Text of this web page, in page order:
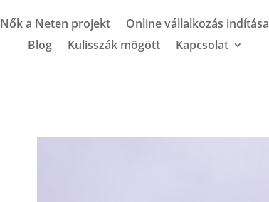
Nők a Neten projekt Online vállalkozás indítása
Blog
Kulisszák mögött Kapcsolat